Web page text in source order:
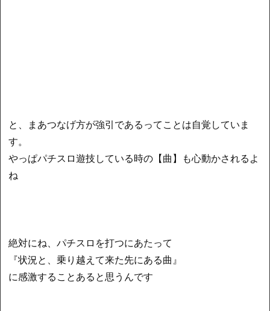
と、まあつなげ方が強引であるってことは自覚していま
す。
やっぱパチスロ遊技している時の【曲】も心動かされるよ
ね
絶対にね、パチスロを打つにあたって
『状況と、乗り越えて来た先にある曲』
に感激することあると思うんです